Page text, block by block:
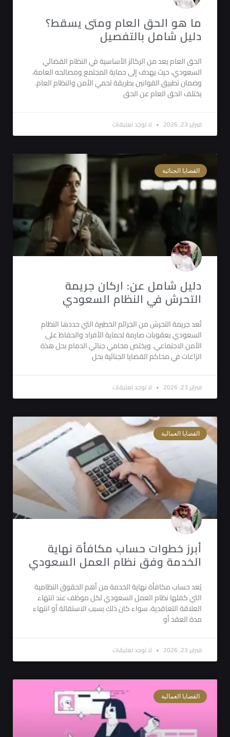
ما هو الحق العام ومتى يسقط؟
دليل شامل بالتفصيل
الحق العام يعد من الركائز الأساسية في النظام القضائي
السعودي، حيث يهدف إلى حماية المجتمع ومصالحه العامة،
وضمان تطبيق القوانين بطريقة تحمي الأمن والنظام العام.
يختلف الحق العام عن الحق
فبراير 23, 2026 لا توجد تعليقات
القضايا الجنائية
دليل شامل عن: اركان جريمة
التحرش في النظام السعودي
تُعد جريمة التحرش من الجرائم الخطيرة التي حددها النظام
السعودي بعقوبات صارمة لحماية الأفراد والحفاظ على
الأمن الاجتماعي. ويختص محامي جنائي الدمام بحل هذة
الزاعات في محاكم القضايا الجنائية بحل
فبراير 23, 2026 لا توجد تعليقات
القضايا العمالية
أبرز خطوات حساب مكافأة نهاية
الخدمة وفق نظام العمل السعودي
يُعد حساب مكافأة نهاية الخدمة من أهم الحقوق النظامية
التي كفلها نظام العمل السعودي لكل موظف عند انتهاء
العلاقة التعاقدية، سواء كان ذلك بسبب الاستقالة أو انتهاء
مدة العقد أو
فبراير 23, 2026 لا توجد تعليقات
القضايا العمالية